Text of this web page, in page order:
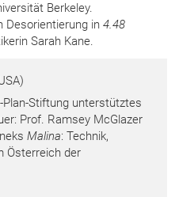
Berkeley.
Desorientierung in 4.48
Sarah Kane.
Plan-Stiftung unterstütztes
Prof. Ramsey McGlazer
Malina: Technik,
Österreich der